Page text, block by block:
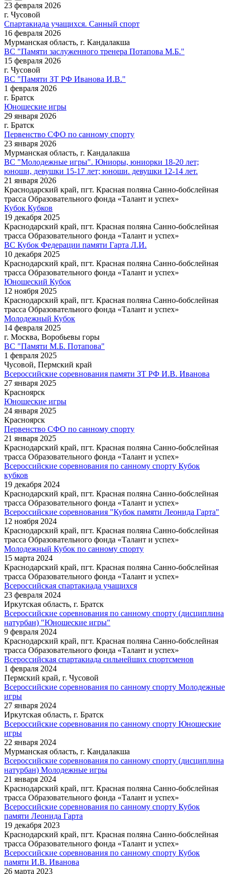
23 февраля 2026
г. Чусовой
Спартакиада учащихся. Санный спорт
16 февраля 2026
Мурманская область, г. Кандалакша
ВС "Памяти заслуженного тренера Потапова М.Б."
15 февраля 2026
г. Чусовой
ВС "Памяти ЗТ РФ Иванова И.В."
1 февраля 2026
г. Братск
Юношеские игры
29 января 2026
г. Братск
Первенство СФО по санному спорту
23 января 2026
Мурманская область, г. Кандалакша
ВС "Молодежные игры". Юниоры, юниорки 18-20 лет;
юноши, девушки 15-17 лет; юноши. девушки 12-14 лет.
21 января 2026
Краснодарский край, пгт. Красная поляна Санно-бобслейная
трасса Образовательного фонда «Талант и успех»
Кубок Кубков
19 декабря 2025
Краснодарский край, пгт. Красная поляна Санно-бобслейная
трасса Образовательного фонда «Талант и успех»
ВС Кубок Федерации памяти Гарта Л.И.
10 декабря 2025
Краснодарский край, пгт. Красная поляна Санно-бобслейная
трасса Образовательного фонда «Талант и успех»
Юношеский Кубок
12 ноября 2025
Краснодарский край, пгт. Красная поляна Санно-бобслейная
трасса Образовательного фонда «Талант и успех»
Молодежный Кубок
14 февраля 2025
г. Москва, Воробьевы горы
ВС "Памяти М.Б. Потапова"
1 февраля 2025
Чусовой, Пермский край
Всероссийские соревнования памяти ЗТ РФ И.В. Иванова
27 января 2025
Красноярск
Юношеские игры
24 января 2025
Красноярск
Первенство СФО по санному спорту
21 января 2025
Краснодарский край, пгт. Красная поляна Санно-бобслейная
трасса Образовательного фонда «Талант и успех»
Всероссийские соревнования по санному спорту Кубок
кубков
19 декабря 2024
Краснодарский край, пгт. Красная поляна Санно-бобслейная
трасса Образовательного фонда «Талант и успех»
Всероссийские соревнования "Кубок памяти Леонида Гарта"
12 ноября 2024
Краснодарский край, пгт. Красная поляна Санно-бобслейная
трасса Образовательного фонда «Талант и успех»
Молодежный Кубок по санному спорту
15 марта 2024
Краснодарский край, пгт. Красная поляна Санно-бобслейная
трасса Образовательного фонда «Талант и успех»
Всероссийская спартакиада учащихся
23 февраля 2024
Иркутская область, г. Братск
Всероссийские соревнования по санному спорту (дисциплина
натурбан) "Юношеские игры"
9 февраля 2024
Краснодарский край, пгт. Красная поляна Санно-бобслейная
трасса Образовательного фонда «Талант и успех»
Всероссийская спартакиада сильнейших спортсменов
1 февраля 2024
Пермский край, г. Чусовой
Всероссийские соревнования по санному спорту Молодежные
игры
27 января 2024
Иркутская область, г. Братск
Всероссийские соревнования по санному спорту Юношеские
игры
22 января 2024
Мурманская область, г. Кандалакша
Всероссийские соревнования по санному спорту (дисциплина
натурбан) Молодежные игры
21 января 2024
Краснодарский край, пгт. Красная поляна Санно-бобслейная
трасса Образовательного фонда «Талант и успех»
Всероссийские соревнования по санному спорту Кубок
памяти Леонида Гарта
19 декабря 2023
Краснодарский край, пгт. Красная поляна Санно-бобслейная
трасса Образовательного фонда «Талант и успех»
Всероссийские соревнования по санному спорту Кубок
памяти И.В. Иванова
26 марта 2023